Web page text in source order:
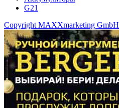
G21
Copyright MAXXmarketing GmbH